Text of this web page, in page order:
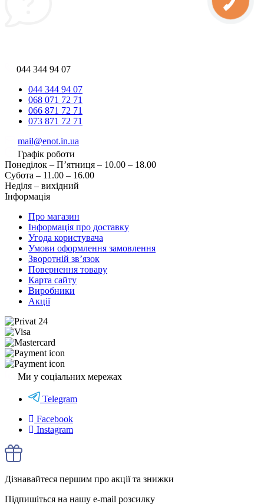
044 344 94 07
044 344 94 07
068 071 72 71
066 871 72 71
073 871 72 71
mail@enot.in.ua
Графік роботи
Понеділок – П’ятниця – 10.00 – 18.00
Субота – 11.00 – 16.00
Неділя – вихідний
Інформація
Про магазин
Інформація про доставку
Угода користувача
Умови оформлення замовлення
Зворотній зв’язок
Повернення товару
Карта сайту
Виробники
Акції
Ми у соціальних мережах
Telegram
Facebook
Instagram
Дізнавайтеся першим про акції та знижки
Підпишіться на нашу e-mail розсилку